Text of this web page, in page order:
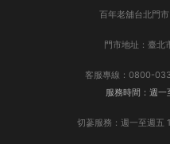
百年老舖台北門市
門市地址：臺北
客服專線：0800-
服務時間：週
切蔘服務：週一至週